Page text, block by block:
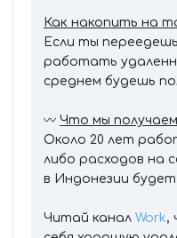
Как накопить на
Если ты
работать
среднем будешь
〰️ Что мы
Около 20 лет
либо расходов на
в Индонезии
Читай канал Work,